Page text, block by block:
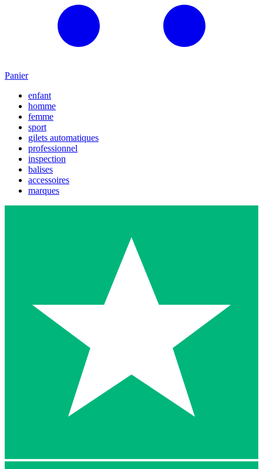
Panier
enfant
homme
femme
sport
gilets automatiques
professionnel
inspection
balises
accessoires
marques